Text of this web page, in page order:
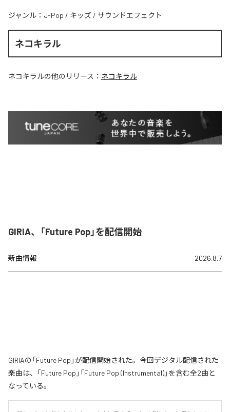
ジャンル： J-Pop / キッズ / サウンドエフェクト
ネコキラル
ネコキラルの他のリリース： ネコキラル
GIRIA、「Future Pop」を配信開始
新曲情報 2026.8.7
GIRIAの「Future Pop」が配信開始された。今回デジタル配信された
楽曲は、「Future Pop」「Future Pop (Instrumental)」を含む全2曲と
なっている。